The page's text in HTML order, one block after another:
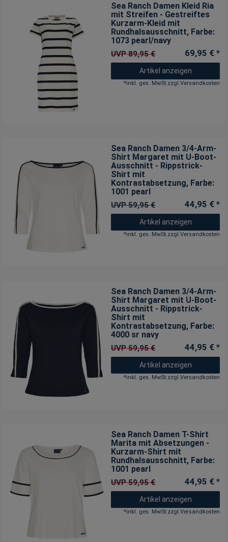
Sea Ranch Damen Kleid Ria
mit Streifen - Gestreiftes
Kurzarm-Kleid mit
Rundhalsausschnitt, Farbe:
1073 pearl/navy
UVP 89,95 € 69,95 € *
Artikel anzeigen
*inkl. ges. MwSt. zzgl. Versandkosten
Sea Ranch Damen 3/4-Arm-
Shirt Margaret mit U-Boot-
Ausschnitt - Rippstrick-
Shirt mit
Kontrastabsetzung, Farbe:
1001 pearl
UVP 59,95 € 44,95 € *
Artikel anzeigen
*inkl. ges. MwSt.zzgl.Versandkosten
Sea Ranch Damen 3/4-Arm-
Shirt Margaret mit U-Boot-
Ausschnitt - Rippstrick-
Shirt mit
Kontrastabsetzung, Farbe:
4000 sr navy
UVP 59,95 € 44,95 € *
Artikel anzeigen
*inkl. ges. MwSt.zzgl.Versandkosten
Sea Ranch Damen T-Shirt
Marita mit Absetzungen -
Kurzarm-Shirt mit
Rundhalsausschnitt, Farbe:
1001 pearl
UVP 59,95 € 44,95 € *
Artikel anzeigen
*inkl. ges. MwSt.zzgl.Versandkosten